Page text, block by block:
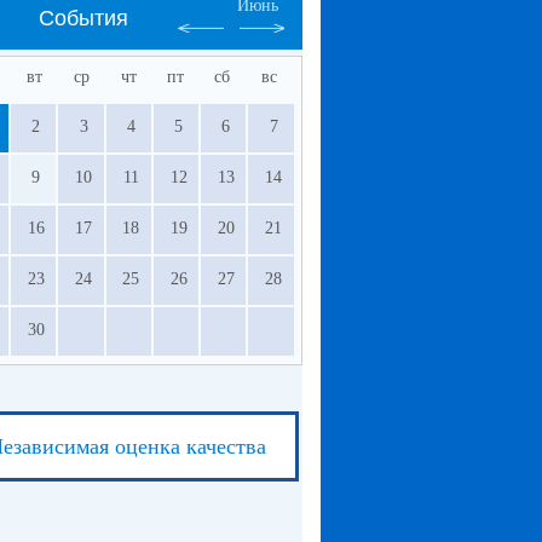
События
Июнь
вт ср чт пт сб вс
2 3 4 5 6 7
9 10 11 12 13 14
16 17 18 19 20 21
23 24 25 26 27 28
30
оценка качества